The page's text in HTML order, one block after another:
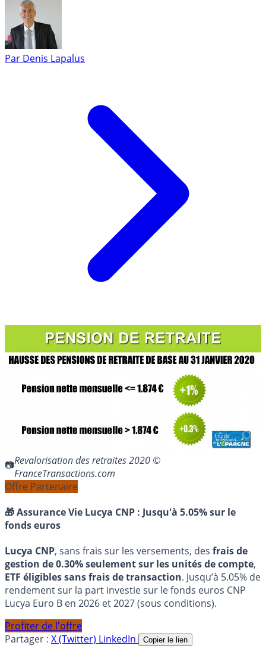
Par Denis Lapalus
Revalorisation des retraites 2020 ©
FranceTransactions.com
Offre Partenaire
🎁 Assurance Vie Lucya CNP : Jusqu'à 5.05% sur le
fonds euros
Lucya CNP, sans frais sur les versements, des frais de
gestion de 0.30% seulement sur les unités de compte,
ETF éligibles sans frais de transaction. Jusqu’à 5.05% de
rendement sur la part investie sur le fonds euros CNP
Lucya Euro B en 2026 et 2027 (sous conditions).
Profiter de l'offre
Partager : X (Twitter) LinkedIn Copier le lien